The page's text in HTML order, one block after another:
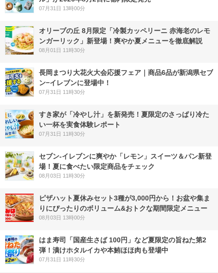
07月31日 13時00分
オリーブの丘 8月限定「冷製カッペリーニ 赤海老のレモ
ンガーリック」新登場！爽やか夏メニューを徹底解説
08月01日 11時30分
長岡まつり大花火大会応援フェア｜商品6品が新潟県セブ
ン−イレブンに登場中！
07月31日 11時30分
すき家が「冷やし汁」を新発売！夏限定のさっぱり冷た
い一杯を実食体験レポート
07月31日 11時30分
セブン‐イレブンに爽やか「レモン」スイーツ＆パン新登
場！夏に食べたい限定商品をチェック
08月03日 11時30分
ピザハット夏休みセット3種が3,000円から！お盆や集ま
りにぴったりのボリューム&おトクな期間限定メニュー
08月03日 13時00分
はま寿司「国産生さば 100円」など夏限定の旨ねた第2
弾！漬けホタルイカや本鮪ほほ肉も登場中
07月31日 11時30分